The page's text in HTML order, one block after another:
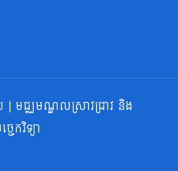
ជ្ឈមណ្ឌលស្រាវជ្រាវ និង
េកវិទ្យា